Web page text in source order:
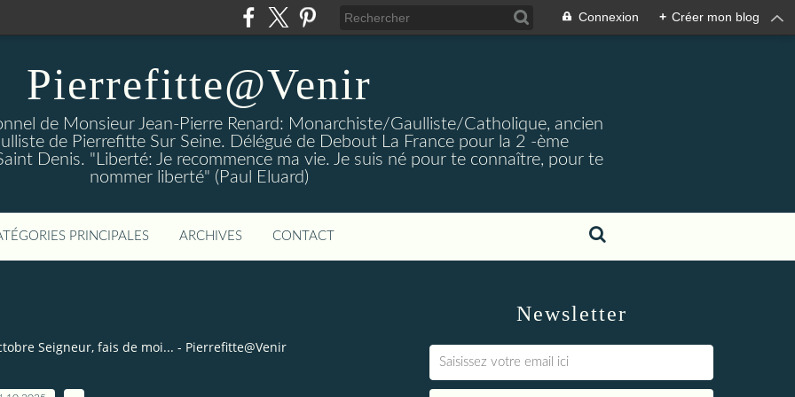
Connexion + Créer mon blog
Pierrefitte@Venir
de Monsieur Jean-Pierre Renard: Monarchiste/Gaulliste/Catholique, ancien
de Pierrefitte Sur Seine. Délégué de Debout La France pour la 2 -ème
Denis. "Liberté: Je recommence ma vie. Je suis né pour te connaître, pour te
nommer liberté" (Paul Eluard)
PRINCIPALES ARCHIVES CONTACT
Seigneur, fais de moi... - Pierrefitte@Venir
Newsletter